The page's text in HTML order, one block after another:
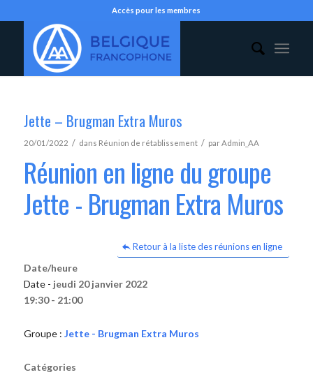
Accès pour les membres
Jette – Brugman Extra Muros
20/01/2022 / dans Réunion de rétablissement / parAdmin_AA
Réunion en ligne du groupe
Jette - Brugman Extra Muros
Retour à la liste des réunions en ligne
Date/heure
Date - jeudi 20 janvier 2022
19:30 - 21:00
Groupe : Jette - Brugman Extra Muros
Catégories